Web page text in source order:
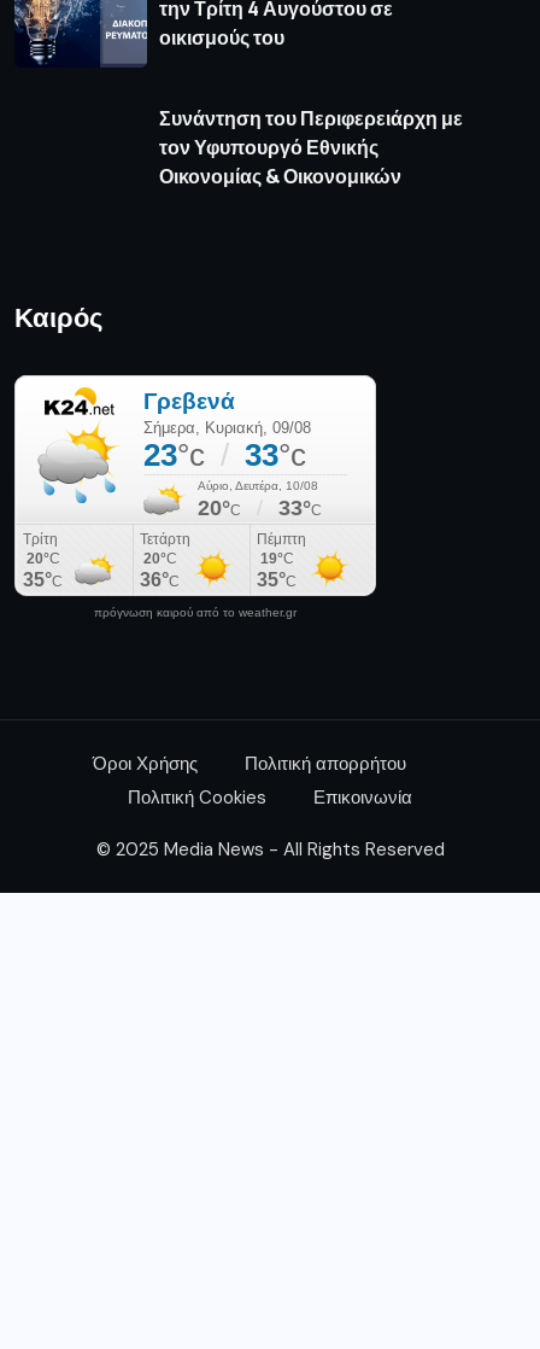
Όροι Χρήσης
Πολιτική απορρήτου
Πολιτική Cookies
Επικοινωνία
© 2025 Media News - All Rights Reserved